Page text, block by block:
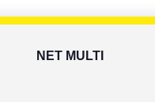
NET MULTI